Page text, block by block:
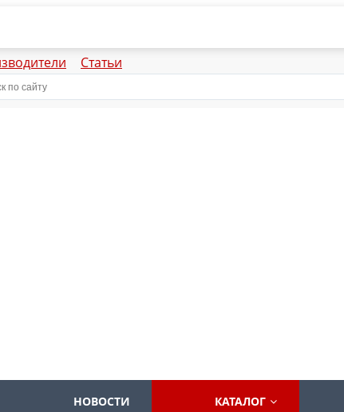
Статьи
НОВОСТИ КАТАЛОГ